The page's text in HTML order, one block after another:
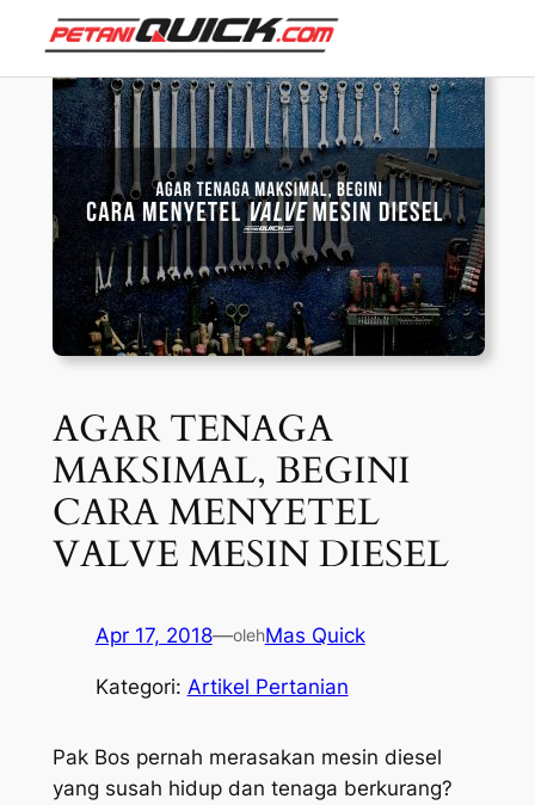
content
AGAR TENAGA
MAKSIMAL, BEGINI
CARA MENYETEL
VALVE MESIN DIESEL
Apr 17, 2018—olehMas Quick
Kategori: Artikel Pertanian
Pak Bos pernah merasakan mesin diesel
yang susah hidup dan tenaga berkurang?